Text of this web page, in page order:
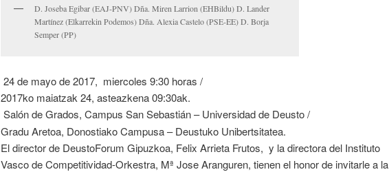
D. Joseba Egibar (EAJ-PNV) Dña. Miren Larrion (EHBildu) D. Lander
Martínez (Elkarrekin Podemos) Dña. Alexia Castelo (PSE-EE) D. Borja
Semper (PP)
24 de mayo de 2017, miercoles 9:30 horas /
2017ko maiatzak 24, asteazkena 09:30ak.
Salón de Grados, Campus San Sebastián – Universidad de Deusto /
Gradu Aretoa, Donostiako Campusa – Deustuko Unibertsitatea.
El director de DeustoForum Gipuzkoa, Felix Arrieta Frutos, y la directora del Instituto
Vasco de Competitividad-Orkestra, Mª Jose Aranguren, tienen el honor de invitarle a la